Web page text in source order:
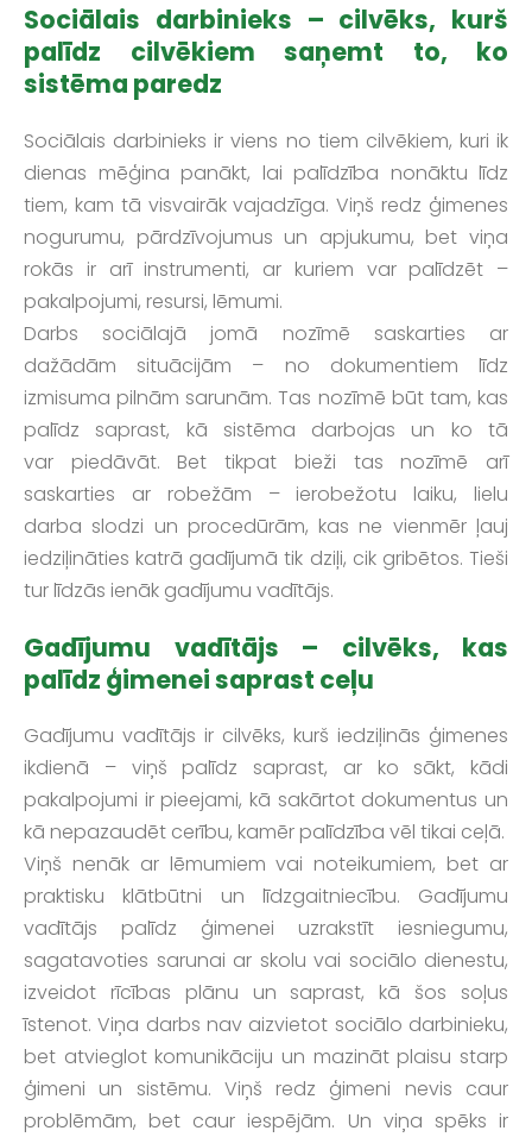
Sociālais darbinieks – cilvēks, kurš
palīdz cilvēkiem saņemt to, ko
sistēma paredz
Sociālais darbinieks ir viens no tiem cilvēkiem, kuri ik
dienas mēģina panākt, lai palīdzība nonāktu līdz
tiem, kam tā visvairāk vajadzīga. Viņš redz ģimenes
nogurumu, pārdzīvojumus un apjukumu, bet viņa
rokās ir arī instrumenti, ar kuriem var palīdzēt –
pakalpojumi, resursi, lēmumi.
Darbs sociālajā jomā nozīmē saskarties ar
dažādām situācijām – no dokumentiem līdz
izmisuma pilnām sarunām. Tas nozīmē būt tam, kas
palīdz saprast, kā sistēma darbojas un ko tā
var piedāvāt. Bet tikpat bieži tas nozīmē arī
saskarties ar robežām – ierobežotu laiku, lielu
darba slodzi un procedūrām, kas ne vienmēr ļauj
iedziļināties katrā gadījumā tik dziļi, cik gribētos. Tieši
tur līdzās ienāk gadījumu vadītājs.
Gadījumu vadītājs – cilvēks, kas
palīdz ģimenei saprast ceļu
Gadījumu vadītājs ir cilvēks, kurš iedziļinās ģimenes
ikdienā – viņš palīdz saprast, ar ko sākt, kādi
pakalpojumi ir pieejami, kā sakārtot dokumentus un
kā nepazaudēt cerību, kamēr palīdzība vēl tikai ceļā.
Viņš nenāk ar lēmumiem vai noteikumiem, bet ar
praktisku klātbūtni un līdzgaitniecību. Gadījumu
vadītājs palīdz ģimenei uzrakstīt iesniegumu,
sagatavoties sarunai ar skolu vai sociālo dienestu,
izveidot rīcības plānu un saprast, kā šos soļus
īstenot. Viņa darbs nav aizvietot sociālo darbinieku,
bet atvieglot komunikāciju un mazināt plaisu starp
ģimeni un sistēmu. Viņš redz ģimeni nevis caur
problēmām, bet caur iespējām. Un viņa spēks ir